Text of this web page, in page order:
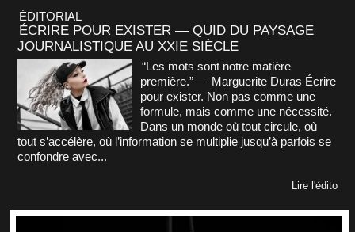
ÉDITORIAL
ÉCRIRE POUR EXISTER — QUID DU PAYSAGE
JOURNALISTIQUE AU XXIE SIÈCLE
“Les mots sont notre matière
première.” — Marguerite Duras Écrire
pour exister. Non pas comme une
formule, mais comme une nécessité.
Dans un monde où tout circule, où
tout s’accélère, où l’information se multiplie jusqu’à parfois se
confondre avec...
Lire l'édito